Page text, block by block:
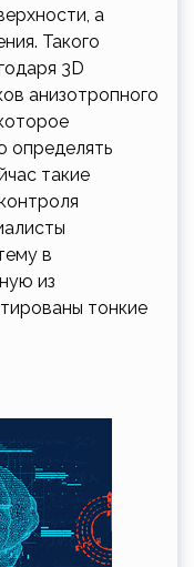
а
Такого
3D
анизотропного
определять
такие
в
из
тонкие